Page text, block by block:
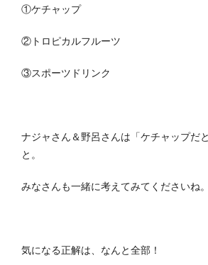
①ケチャップ
②トロピカルフルーツ
③スポーツドリンク
ナジャさん＆野呂さんは「ケチャップだ
と。
みなさんも一緒に考えてみてくださいね。
気になる正解は、なんと全部！